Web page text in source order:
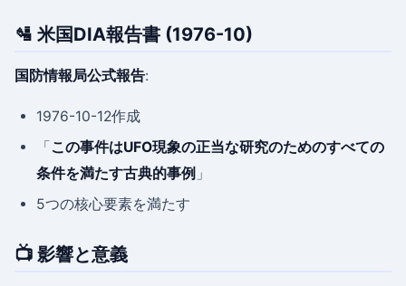
🛂 米国DIA報告書 (1976-10)
国防情報局公式報告:
1976-10-12作成
「 この事件はUFO現象の正当な研究のためのすべての
条件を満たす古典的事例 」
5つの核心要素を満たす
📺 影響と意義